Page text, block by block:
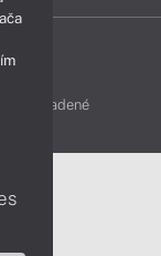
vyhradené